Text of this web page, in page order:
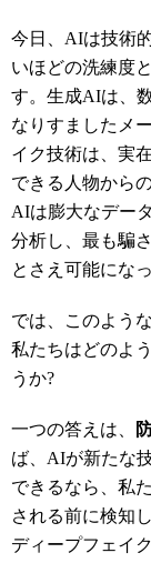
今日、AIは技術
いほどの洗練度
す。生成AIは、
なりすましたメ
イク技術は、実
できる人物から
AIは膨大なデー
分析し、最も騙
とさえ可能にな
では、このよう
私たちはどのよ
うか?
一つの答えは、
ば、AIが新たな
できるなら、私
される前に検知
ディープフェイ